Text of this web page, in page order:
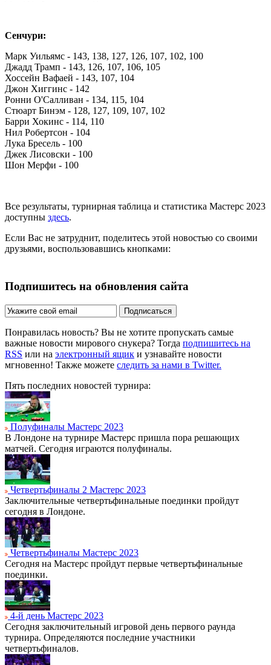
Сенчури:
Марк Уильямс - 143, 138, 127, 126, 107, 102, 100
Джадд Трамп - 143, 126, 107, 106, 105
Хоссейн Вафаей - 143, 107, 104
Джон Хиггинс - 142
Ронни О'Салливан - 134, 115, 104
Стюарт Бинэм - 128, 127, 109, 107, 102
Барри Хокинс - 114, 110
Нил Робертсон - 104
Лука Бресель - 100
Джек Лисовски - 100
Шон Мерфи - 100
Все результаты, турнирная таблица и статистика Мастерс 2023
доступны здесь.
Если Вас не затруднит, поделитесь этой новостью со своими
друзьями, воспользовавшись кнопками:
Подпишитесь на обновления сайта
Подписаться
Понравилась новость? Вы не хотите пропускать самые
важные новости мирового снукера? Тогда подпишитесь на
RSS или на электронный ящик и узнавайте новости
мгновенно! Также можете следить за нами в Twitter.
Пять последних новостей турнира:
Полуфиналы Мастерс 2023
В Лондоне на турнире Мастерс пришла пора решающих
матчей. Сегодня играются полуфиналы.
Четвертьфиналы 2 Мастерс 2023
Заключительные четвертьфинальные поединки пройдут
сегодня в Лондоне.
Четвертьфиналы Мастерс 2023
Сегодня на Мастерс пройдут первые четвертьфинальные
поединки.
4-й день Мастерс 2023
Сегодня заключительный игровой день первого раунда
турнира. Определяются последние участники
четвертьфиналов.